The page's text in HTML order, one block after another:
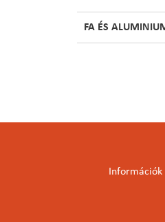
FA ÉS
Információk